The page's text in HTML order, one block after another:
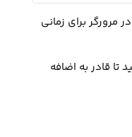
مرورگر برای زمانی
قادر به اضافه